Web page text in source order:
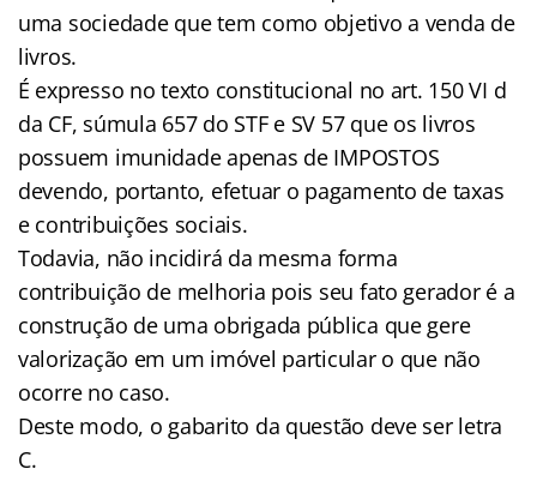
uma sociedade que tem como objetivo a venda de
livros.
É expresso no texto constitucional no art. 150 VI d
da CF, súmula 657 do STF e SV 57 que os livros
possuem imunidade apenas de IMPOSTOS
devendo, portanto, efetuar o pagamento de taxas
e contribuições sociais.
Todavia, não incidirá da mesma forma
contribuição de melhoria pois seu fato gerador é a
construção de uma obrigada pública que gere
valorização em um imóvel particular o que não
ocorre no caso.
Deste modo, o gabarito da questão deve ser letra
C.